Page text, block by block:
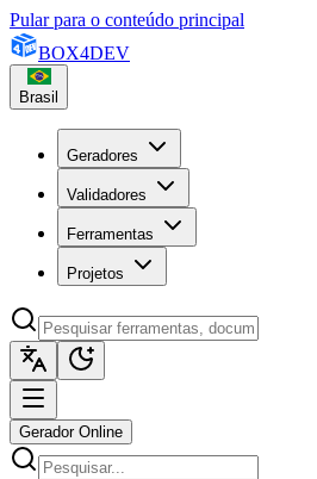
Pular para o conteúdo principal
BOX4DEV
Brasil
Geradores
Validadores
Ferramentas
Projetos
Gerador Online